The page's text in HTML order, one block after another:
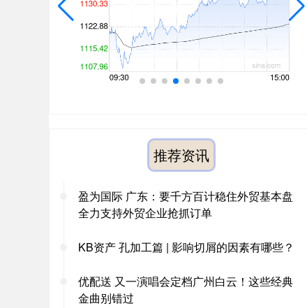
推荐资讯
盈为国际 广东：要千方百计稳住外贸基本盘
全力支持外贸企业抢抓订单
KB资产 孔加工篇 | 影响切屑的因素有哪些？
优配送 又一演唱会定档广州白云！这些经典
金曲别错过